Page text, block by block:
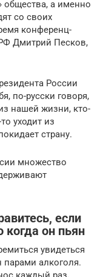
общества, а именно
со своих
конференц-
Дмитрий Песков,
России
по-русски говоря,
нашей жизни, кто-
уходит из
страну.
множество
если
когда он пьян
увидеться
парами алкоголя.